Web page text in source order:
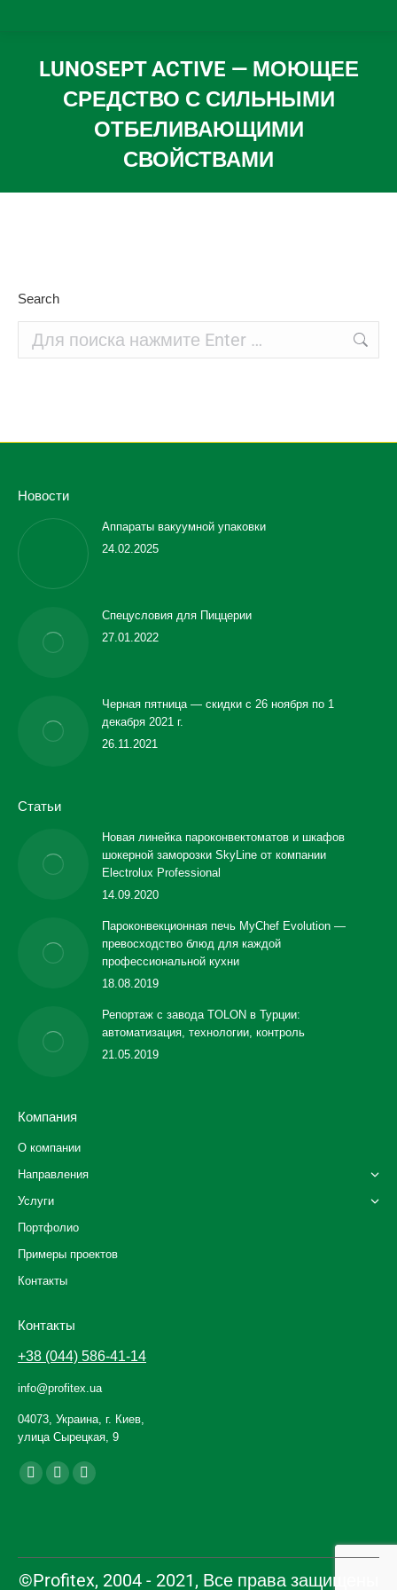
LUNOSEPT ACTIVE — МОЮЩЕЕ
СРЕДСТВО С СИЛЬНЫМИ
ОТБЕЛИВАЮЩИМИ
СВОЙСТВАМИ
Вы здесь:
Search
Новости
Аппараты вакуумной упаковки
24.02.2025
Спецусловия для Пиццерии
27.01.2022
Черная пятница — скидки с 26 ноября по 1
декабря 2021 г.
26.11.2021
Статьи
Новая линейка пароконвектоматов и шкафов
шокерной заморозки SkyLine от компании
Electrolux Professional
14.09.2020
Пароконвекционная печь MyChef Evolution —
превосходство блюд для каждой
профессиональной кухни
18.08.2019
Репортаж с завода TOLON в Турции:
автоматизация, технологии, контроль
21.05.2019
Компания
О компании
Направления
Услуги
Портфолио
Примеры проектов
Контакты
Контакты
+38 (044) 586-41-14
info@profitex.ua
04073, Украина, г. Киев,
улица Сырецкая, 9
Ищите нас:
Facebook
new
YouTube
new
Instagram
new
©Profitex, 2004 - 2021, Все права защищены